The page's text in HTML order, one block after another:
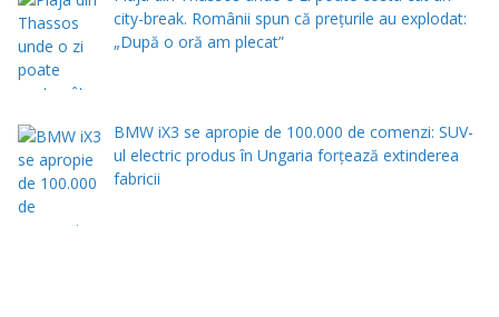
city-break. Românii spun că prețurile au explodat:
„După o oră am plecat”
BMW iX3 se apropie de 100.000 de comenzi: SUV-
ul electric produs în Ungaria forțează extinderea
fabricii